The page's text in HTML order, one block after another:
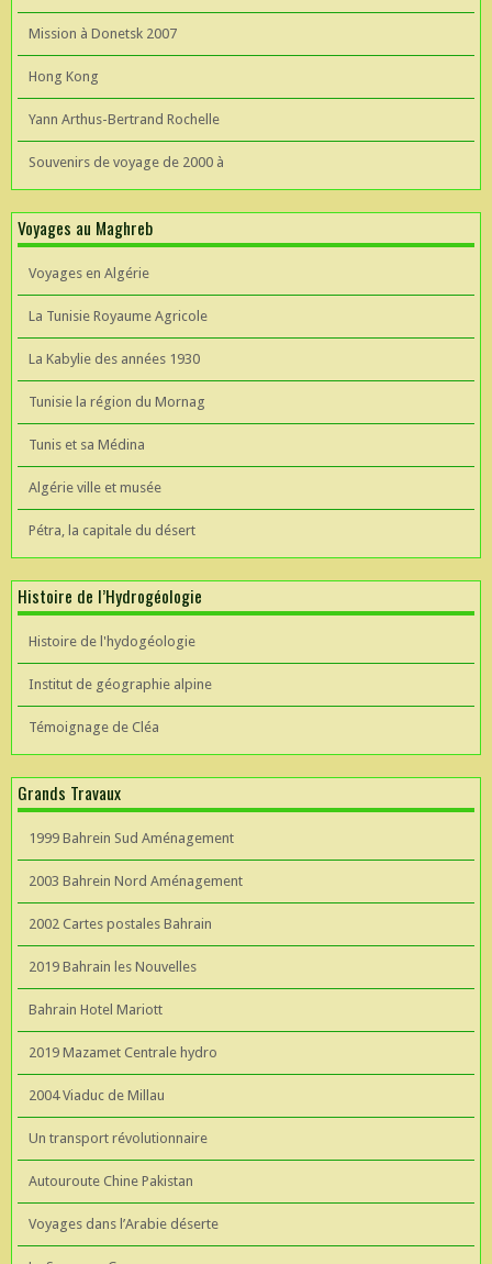
Mission à Donetsk 2007
Hong Kong
Yann Arthus-Bertrand Rochelle
Souvenirs de voyage de 2000 à
Voyages au Maghreb
Voyages en Algérie
La Tunisie Royaume Agricole
La Kabylie des années 1930
Tunisie la région du Mornag
Tunis et sa Médina
Algérie ville et musée
Pétra, la capitale du désert
Histoire de l’Hydrogéologie
Histoire de l'hydogéologie
Institut de géographie alpine
Témoignage de Cléa
Grands Travaux
1999 Bahrein Sud Aménagement
2003 Bahrein Nord Aménagement
2002 Cartes postales Bahrain
2019 Bahrain les Nouvelles
Bahrain Hotel Mariott
2019 Mazamet Centrale hydro
2004 Viaduc de Millau
Un transport révolutionnaire
Autouroute Chine Pakistan
Voyages dans l’Arabie déserte